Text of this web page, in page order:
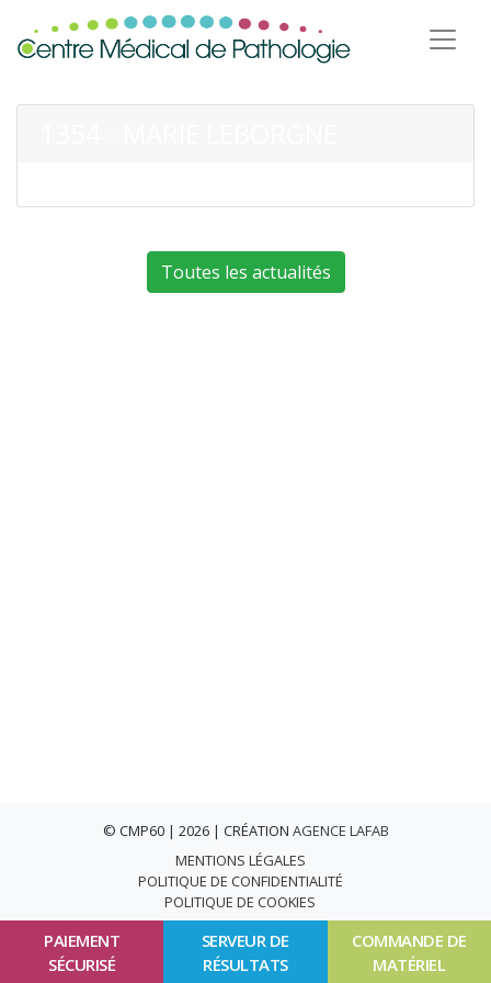
PAIEMENT
SÉCURISÉ
SERVEUR DE
RÉSULTATS
COMMANDE DE
MATÉRIEL
Toutes les actualités
© CMP60 | 2026 | CRÉATION AGENCE LAFAB
MENTIONS LÉGALES
POLITIQUE DE CONFIDENTIALITÉ
POLITIQUE DE COOKIES